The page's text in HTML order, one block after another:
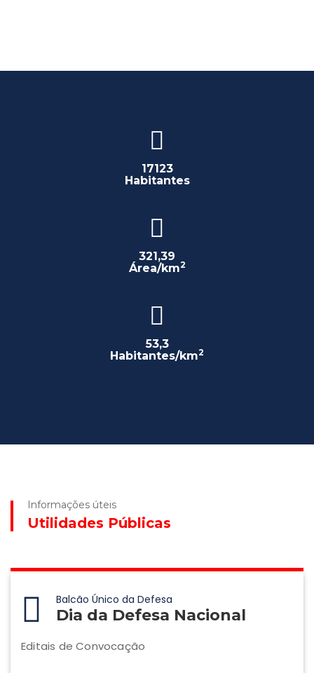
17123
Habitantes
321,39
Área/km2
53,3
Habitantes/km2
Informações úteis
Utilidades Públicas
Balcão Único da Defesa
Dia da Defesa Nacional
Editais de Convocação